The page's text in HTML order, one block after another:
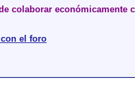
colaborar económicamente
el foro